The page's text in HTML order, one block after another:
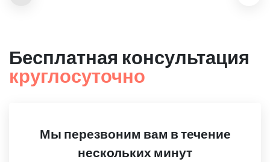
Бесплатная консультация
круглосуточно
Мы перезвоним вам в течение
нескольких минут